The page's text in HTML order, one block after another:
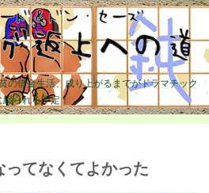
の借金生活、成り上がるまでがドラマチック
綴られる予定！
ってなくてよかった